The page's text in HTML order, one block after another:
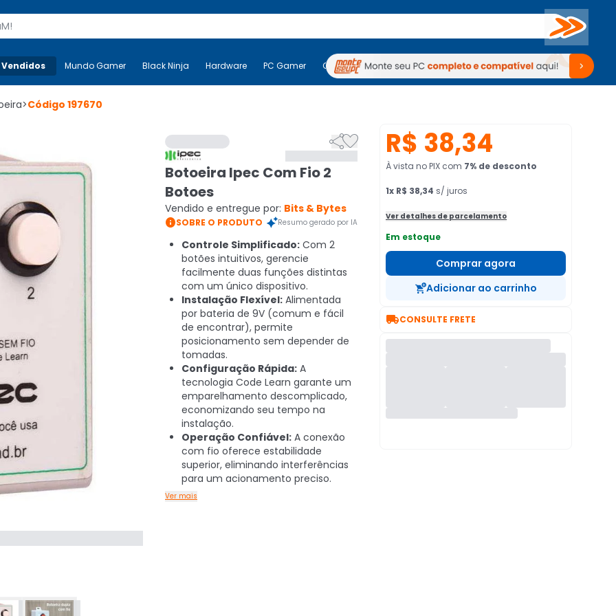
Buscar
Mais-v- Mundo Gamer Black Ninja Hardware PC Gamer Computadores Periféricos TV Venda no KaBuM!
Mundo Gamer Black Ninja Hardware PC Gamer Computadores Periféricos TV Venda no KaBuM!
>Código 197670

Botoeira Ipec Com Fio 2
Botoes
Vendido e entregue por: Bits & Bytes
SOBRE O PRODUTO Resumo gerado por IA
Controle Simplificado: Com 2
botões intuitivos, gerencie
facilmente duas funções distintas
com um único dispositivo.
Instalação Flexível: Alimentada
por bateria de 9V (comum e fácil
de encontrar), permite
posicionamento sem depender de
tomadas.
Configuração Rápida: A
tecnologia Code Learn garante um
emparelhamento descomplicado,
economizando seu tempo na
instalação.
Operação Confiável: A conexão
com fio oferece estabilidade
superior, eliminando interferências
para um acionamento preciso.
Ver mais
R$ 38,34
À vista no PIX com 7% de desconto
1x R$ 38,34 s/ juros
Ver detalhes de parcelamento
Em estoque
Comprar agora
Adicionar ao carrinho
CONSULTE FRETE